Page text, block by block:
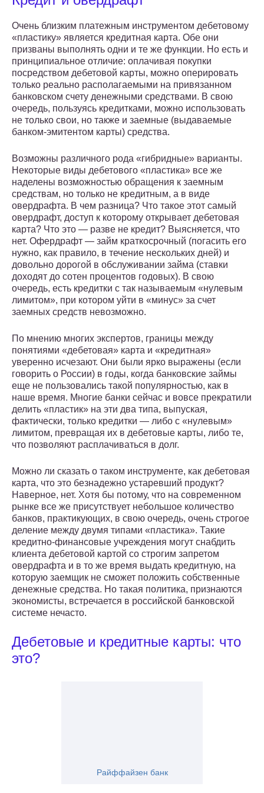
Очень близким платежным инструментом дебетовому
«пластику» является кредитная карта. Обе они
призваны выполнять одни и те же функции. Но есть и
принципиальное отличие: оплачивая покупки
посредством дебетовой карты, можно оперировать
только реально располагаемыми на привязанном
банковском счету денежными средствами. В свою
очередь, пользуясь кредитками, можно использовать
не только свои, но также и заемные (выдаваемые
банком-эмитентом карты) средства.
Возможны различного рода «гибридные» варианты.
Некоторые виды дебетового «пластика» все же
наделены возможностью обращения к заемным
средствам, но только не кредитным, а в виде
овердрафта. В чем разница? Что такое этот самый
овердрафт, доступ к которому открывает дебетовая
карта? Что это — разве не кредит? Выясняется, что
нет. Офердрафт — займ краткосрочный (погасить его
нужно, как правило, в течение нескольких дней) и
довольно дорогой в обслуживании займа (ставки
доходят до сотен процентов годовых). В свою
очередь, есть кредитки с так называемым «нулевым
лимитом», при котором уйти в «минус» за счет
заемных средств невозможно.
По мнению многих экспертов, границы между
понятиями «дебетовая» карта и «кредитная»
уверенно исчезают. Они были ярко выражены (если
говорить о России) в годы, когда банковские займы
еще не пользовались такой популярностью, как в
наше время. Многие банки сейчас и вовсе прекратили
делить «пластик» на эти два типа, выпуская,
фактически, только кредитки — либо с «нулевым»
лимитом, превращая их в дебетовые карты, либо те,
что позволяют расплачиваться в долг.
Можно ли сказать о таком инструменте, как дебетовая
карта, что это безнадежно устаревший продукт?
Наверное, нет. Хотя бы потому, что на современном
рынке все же присутствует небольшое количество
банков, практикующих, в свою очередь, очень строгое
деление между двумя типами «пластика». Такие
кредитно-финансовые учреждения могут снабдить
клиента дебетовой картой со строгим запретом
овердрафта и в то же время выдать кредитную, на
которую заемщик не сможет положить собственные
денежные средства. Но такая политика, признаются
экономисты, встречается в российской банковской
системе нечасто.
Дебетовые и кредитные карты: что
это?
Райффайзен банк